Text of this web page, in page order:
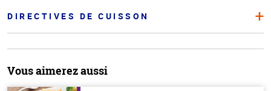
DIRECTIVES DE CUISSON
Vous aimerez aussi